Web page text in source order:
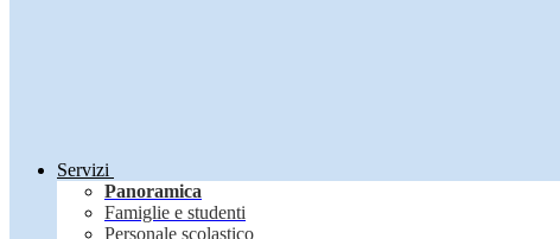
Servizi
Panoramica
Famiglie e studenti
Personale scolastico